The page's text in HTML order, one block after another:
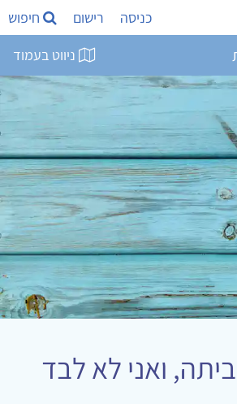
כניסה רישום חיפוש
ניווט בעמוד
ואני לא לבד